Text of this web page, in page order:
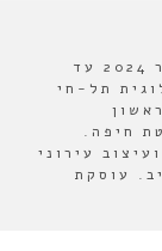
עורכת משנה ב'אורבנולוגיה' מאוקטובר 2024 עד
תל-חי
חיפה.
עירוני
עוסקת